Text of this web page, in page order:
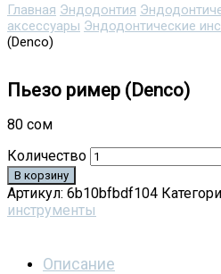
Главная Эндодонтия
аксессуары Эндодонтические
(Denco)
Пьезо ример (Denco)
80 сом
Количество
В корзину
Артикул: 6b10bfbdf104
инструменты
Описание